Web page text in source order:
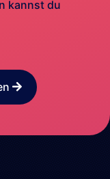
kannst du